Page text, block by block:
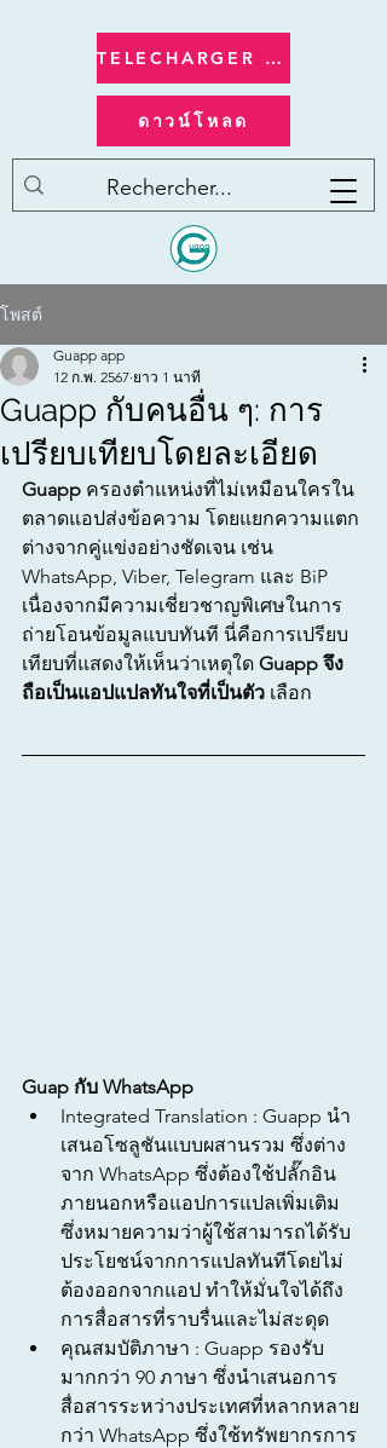
ดาวน์โหลด
TELECHARGER apple/ios
โพสต์
Guapp กับคนอื่น ๆ: การ
เปรียบเทียบโดยละเอียด
Guapp app
12 ก.พ. 2567 ยาว 1 นาที
Guapp ครองตำแหน่งที่ไม่เหมือนใครใน
ตลาดแอปส่งข้อความ โดยแยกความแตก
ต่างจากคู่แข่งอย่างชัดเจน เช่น
WhatsApp, Viber, Telegram และ BiP
เนื่องจากมีความเชี่ยวชาญพิเศษในการ
ถ่ายโอนข้อมูลแบบทันที นี่คือการเปรียบ
เทียบที่แสดงให้เห็นว่าเหตุใด Guapp จึง
ถือเป็นแอปแปลทันใจที่เป็นตัว เลือก
Guap กับ WhatsApp
Integrated Translation : Guapp นำ
เสนอโซลูชันแบบผสานรวม ซึ่งต่าง
จาก WhatsApp ซึ่งต้องใช้ปลั๊กอิน
ภายนอกหรือแอปการแปลเพิ่มเติม
ซึ่งหมายความว่าผู้ใช้สามารถได้รับ
ประโยชน์จากการแปลทันทีโดยไม่
ต้องออกจากแอป ทำให้มั่นใจได้ถึง
การสื่อสารที่ราบรื่นและไม่สะดุด
คุณสมบัติภาษา : Guapp รองรับ
มากกว่า 90 ภาษา ซึ่งนำเสนอการ
สื่อสารระหว่างประเทศที่หลากหลาย
กว่า WhatsApp ซึ่งใช้ทรัพยากรการ